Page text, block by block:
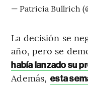
— Patricia Bullrich
La decisión se
año, pero se
había lanzado su
Además, esta